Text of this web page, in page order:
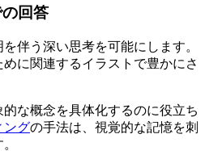
回答
伴う深い思考を可能にします。
に関連するイラストで豊かにさ
な概念を具体化するのに役立ち
ングの手法は、視覚的な記憶を刺